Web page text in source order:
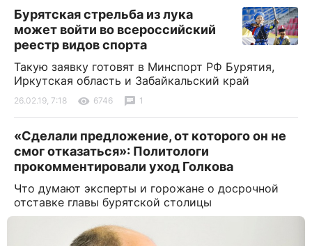
Бурятская стрельба из лука
может войти во всероссийский
реестр видов спорта
Такую заявку готовят в Минспорт РФ Бурятия,
Иркутская область и Забайкальский край
26.02.19, 7:18 6746 1
«Сделали предложение, от которого он не
смог отказаться»: Политологи
прокомментировали уход Голкова
Что думают эксперты и горожане о досрочной
отставке главы бурятской столицы